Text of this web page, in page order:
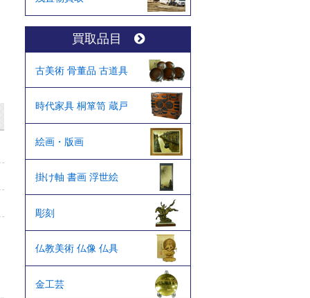
買取品目
古美術 骨董品 古道具
時代家具 桐箪笥 蔵戸
絵画・版画
掛け軸 書画 浮世絵
彫刻
仏教美術 仏像 仏具
金工芸